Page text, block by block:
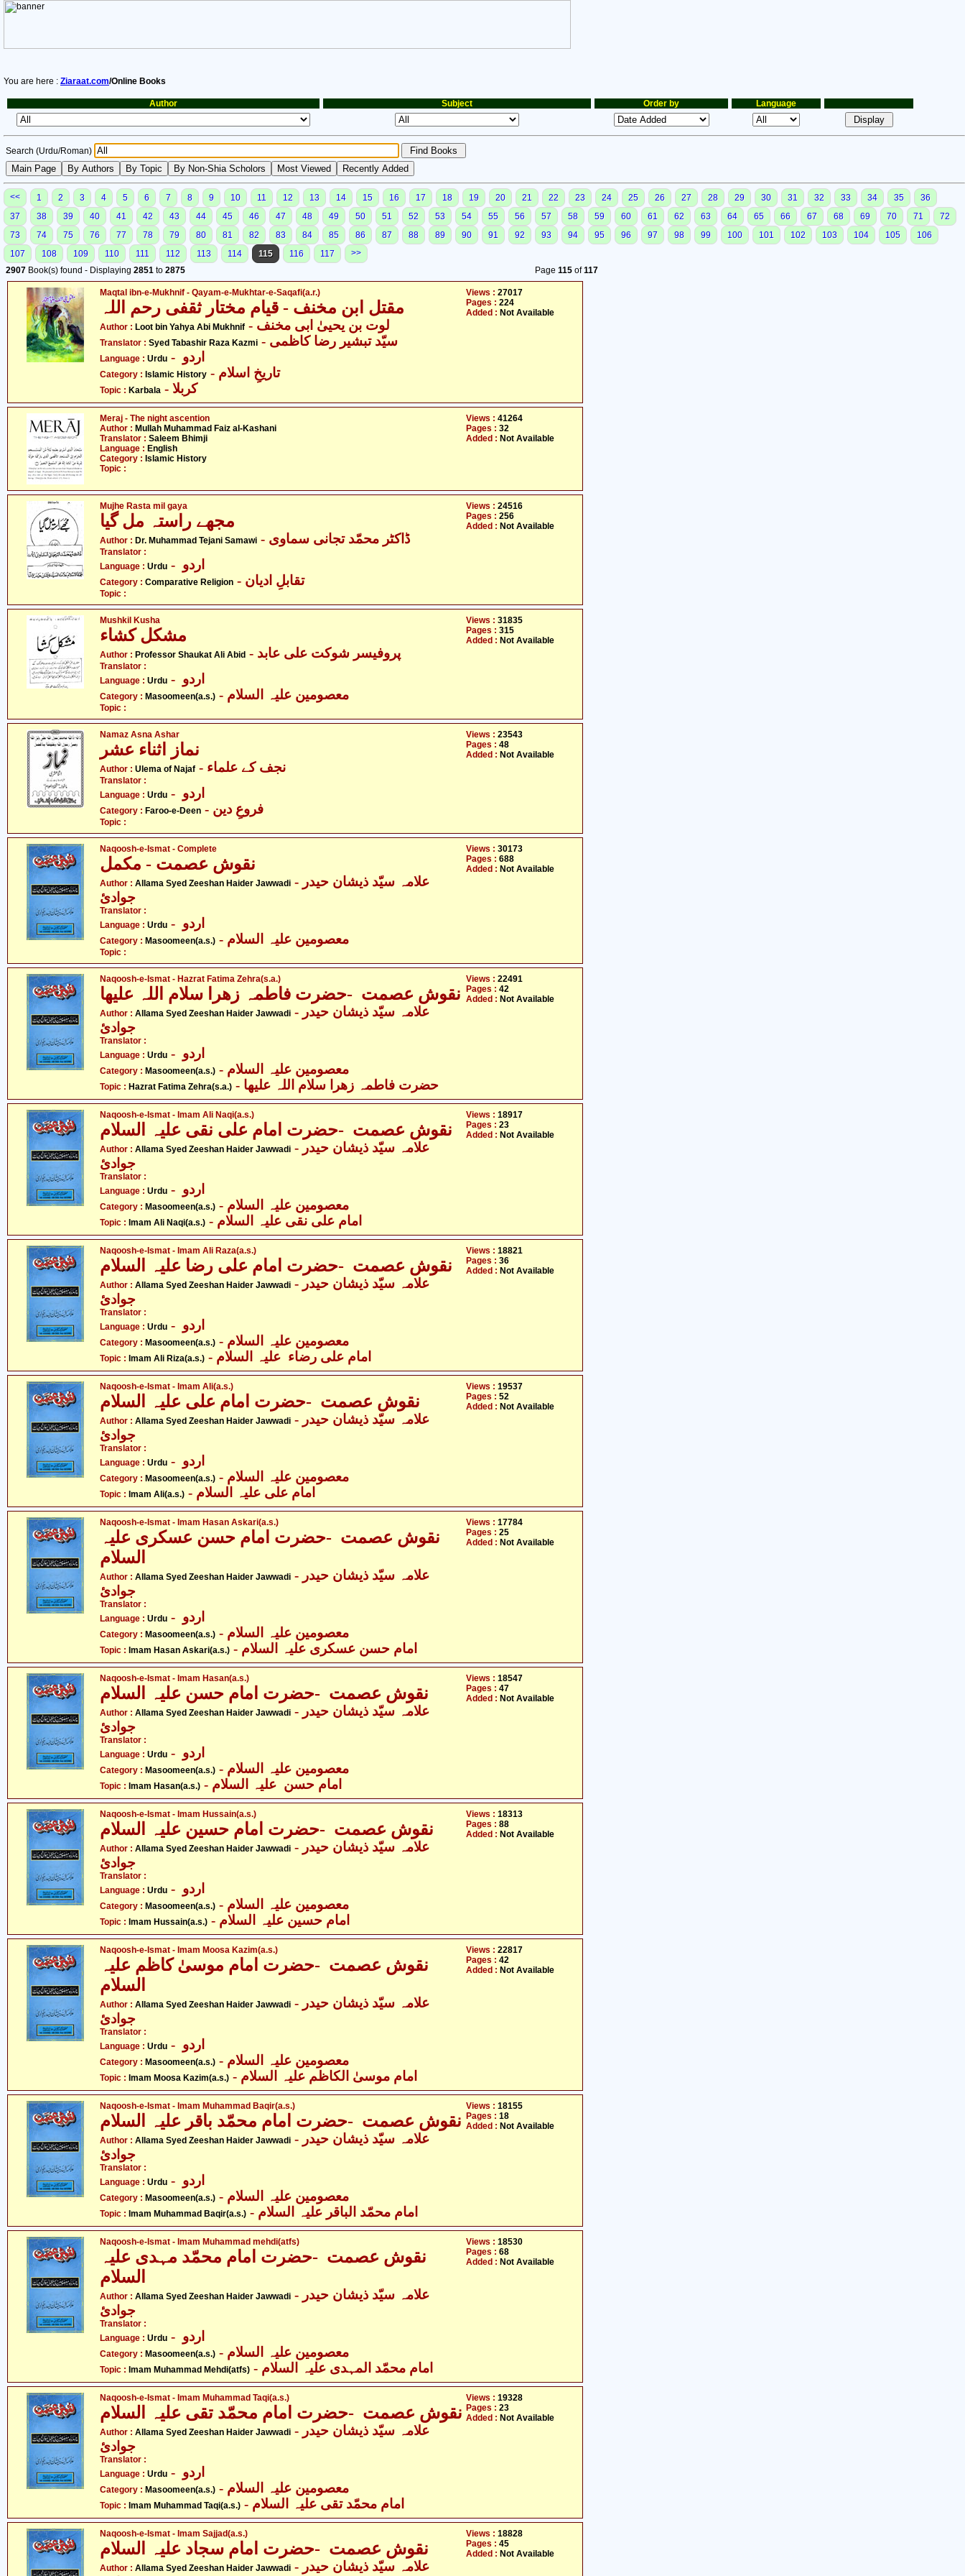
You are here : Ziaraat.com/Online Books
Author Subject Order by Language
Search (Urdu/Roman)
<< 1 2 3 4 5 6 7 8 9 10 11 12 13 14 15 16 17 18 19 20 21 22 23 24 25 26 27 28 29 30 31 32 33 34 35
36
37
38 39 40 41 42 43 44 45 46 47 48 49 50 51 52 53 54 55 56 57 58 59 60 61 62 63 64 65 66 67 68 69 70 71
72
73
74 75 76 77 78 79 80 81 82 83 84 85 86 87 88 89 90 91 92 93 94 95 96 97 98 99 100 101 102 103 104 105
106
107
108 109 110 111 112 113 114 115 116 117
>>
2907 Book(s) found - Displaying 2851 to 2875 Page 115of117
Maqtal ibn-e-Mukhnif - Qayam-e-Mukhtar-e-Saqafi(a.r.)
مقتل ابن مخنف - قیام مختار ثقفی رحم اللہ
Author : Loot bin Yahya Abi Mukhnif - لوت بن یحییٰ ابی مخنف
Translator : Syed Tabashir Raza Kazmi - سیّد تبشیر رضا کاظمی
Language : Urdu
Category : Islamic History - تاریخِ اسلام
Topic : Karbala - کربلا
Views : 27017
Pages : 224
Added : Not Available
Meraj - The night ascention
Author : Mullah Muhammad Faiz al-Kashani
Translator : Saleem Bhimji
Language : English
Category : Islamic History
Topic :
Views : 41264
Pages : 32
Added : Not Available
Mujhe Rasta mil gaya
مجھے راستہ مل گیا
Author : Dr. Muhammad Tejani Samawi - ڈاکٹر محمّد تجانی سماوی
Translator :
Language : Urdu
Category : Comparative Religion - تقابلِ ادیان
Topic :
Views : 24516
Pages : 256
Added : Not Available
Mushkil Kusha
مشکل کشاء
Author : Professor Shaukat Ali Abid - پروفیسر شوکت علی عابد
Translator :
Language : Urdu
Category : Masoomeen(a.s.)
Topic :
Views : 31835
Pages : 315
Added : Not Available
Namaz Asna Ashar
نماز اثناء عشر
Author : Ulema of Najaf - نجف کے علماء
Translator :
Language : Urdu
Category : Faroo-e-Deen - فروعِ دین
Topic :
Views : 23543
Pages : 48
Added : Not Available
Naqoosh-e-Ismat - Complete
نقوش عصمت - مکمل
Author : Allama Syed Zeeshan Haider Jawwadi - علامہ سیّد ذیشان حیدر
جوادئ
Translator :
Language : Urdu
Category : Masoomeen(a.s.)
Topic :
Views : 30173
Pages : 688
Added : Not Available
Naqoosh-e-Ismat - Hazrat Fatima Zehra(s.a.)
نقوش عصمت -حضرت فاطمہ زھرا سلام اللہ علیھا
Author : Allama Syed Zeeshan Haider Jawwadi - علامہ سیّد ذیشان حیدر
جوادئ
Translator :
Language : Urdu
Category : Masoomeen(a.s.)
Topic : Hazrat Fatima Zehra(s.a.) - حضرت فاطمہ زھرا سلام اللہ علیھا
Views : 22491
Pages : 42
Added : Not Available
Naqoosh-e-Ismat - Imam Ali Naqi(a.s.)
نقوش عصمت -حضرت امام علی نقی علیہ السلام
Author : Allama Syed Zeeshan Haider Jawwadi - علامہ سیّد ذیشان حیدر
جوادئ
Translator :
Language : Urdu
Category : Masoomeen(a.s.)
Topic : Imam Ali Naqi(a.s.) - امام علی نقی علیہ السلام
Views : 18917
Pages : 23
Added : Not Available
Naqoosh-e-Ismat - Imam Ali Raza(a.s.)
نقوش عصمت -حضرت امام علی رضا علیہ السلام
Author : Allama Syed Zeeshan Haider Jawwadi - علامہ سیّد ذیشان حیدر
جوادئ
Translator :
Language : Urdu
Category : Masoomeen(a.s.)
Topic : Imam Ali Riza(a.s.) - امام علی رضاء علیہ السلام
Views : 18821
Pages : 36
Added : Not Available
Naqoosh-e-Ismat - Imam Ali(a.s.)
نقوش عصمت -حضرت امام علی علیہ السلام
Author : Allama Syed Zeeshan Haider Jawwadi - علامہ سیّد ذیشان حیدر
جوادئ
Translator :
Language : Urdu
Category : Masoomeen(a.s.)
Topic : Imam Ali(a.s.) - امام علی علیہ السلام
Views : 19537
Pages : 52
Added : Not Available
Naqoosh-e-Ismat - Imam Hasan Askari(a.s.)
نقوش عصمت -حضرت امام حسن عسکری علیہ
السلام
Author : Allama Syed Zeeshan Haider Jawwadi - علامہ سیّد ذیشان حیدر
جوادئ
Translator :
Language : Urdu
Category : Masoomeen(a.s.)
Topic : Imam Hasan Askari(a.s.) - امام حسن عسکری علیہ السلام
Views : 17784
Pages : 25
Added : Not Available
Naqoosh-e-Ismat - Imam Hasan(a.s.)
نقوش عصمت -حضرت امام حسن علیہ السلام
Author : Allama Syed Zeeshan Haider Jawwadi - علامہ سیّد ذیشان حیدر
جوادئ
Translator :
Language : Urdu
Category : Masoomeen(a.s.)
Topic : Imam Hasan(a.s.) - امام حسن علیہ السلام
Views : 18547
Pages : 47
Added : Not Available
Naqoosh-e-Ismat - Imam Hussain(a.s.)
نقوش عصمت -حضرت امام حسین علیہ السلام
Author : Allama Syed Zeeshan Haider Jawwadi - علامہ سیّد ذیشان حیدر
جوادئ
Translator :
Language : Urdu
Category : Masoomeen(a.s.)
Topic : Imam Hussain(a.s.) - امام حسین علیہ السلام
Views : 18313
Pages : 88
Added : Not Available
Naqoosh-e-Ismat - Imam Moosa Kazim(a.s.)
نقوش عصمت -حضرت امام موسیٰ کاظم علیہ
السلام
Author : Allama Syed Zeeshan Haider Jawwadi - علامہ سیّد ذیشان حیدر
جوادئ
Translator :
Language : Urdu
Category : Masoomeen(a.s.)
Topic : Imam Moosa Kazim(a.s.) - امام موسیٰ الکاظم علیہ السلام
Views : 22817
Pages : 42
Added : Not Available
Naqoosh-e-Ismat - Imam Muhammad Baqir(a.s.)
نقوش عصمت -حضرت امام محمّد باقر علیہ السلام
Author : Allama Syed Zeeshan Haider Jawwadi - علامہ سیّد ذیشان حیدر
جوادئ
Translator :
Language : Urdu
Category : Masoomeen(a.s.)
Topic : Imam Muhammad Baqir(a.s.) - امام محمّد الباقر علیہ السلام
Views : 18155
Pages : 18
Added : Not Available
Naqoosh-e-Ismat - Imam Muhammad mehdi(atfs)
نقوش عصمت -حضرت امام محمّد مہدی علیہ
السلام
Author : Allama Syed Zeeshan Haider Jawwadi - علامہ سیّد ذیشان حیدر
جوادئ
Translator :
Language : Urdu
Category : Masoomeen(a.s.)
Topic : Imam Muhammad Mehdi(atfs) - امام محمّد المہدی علیہ السلام
Views : 18530
Pages : 68
Added : Not Available
Naqoosh-e-Ismat - Imam Muhammad Taqi(a.s.)
نقوش عصمت -حضرت امام محمّد تقی علیہ السلام
Author : Allama Syed Zeeshan Haider Jawwadi - علامہ سیّد ذیشان حیدر
جوادئ
Translator :
Language : Urdu
Category : Masoomeen(a.s.)
Topic : Imam Muhammad Taqi(a.s.) - امام محمّد تقی علیہ السلام
Views : 19328
Pages : 23
Added : Not Available
Naqoosh-e-Ismat - Imam Sajjad(a.s.)
نقوش عصمت -حضرت امام سجاد علیہ السلام
Author : Allama Syed Zeeshan Haider Jawwadi - علامہ سیّد ذیشان حیدر
Views : 18828
Pages : 45
Added : Not Available